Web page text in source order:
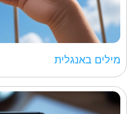
קרא עוד...
מילים באנגלית